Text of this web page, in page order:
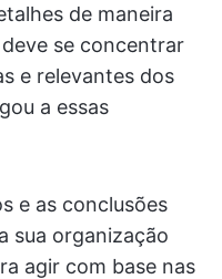
de maneira
se concentrar
e relevantes dos
a essas
e as conclusões
sua organização
agir com base nas